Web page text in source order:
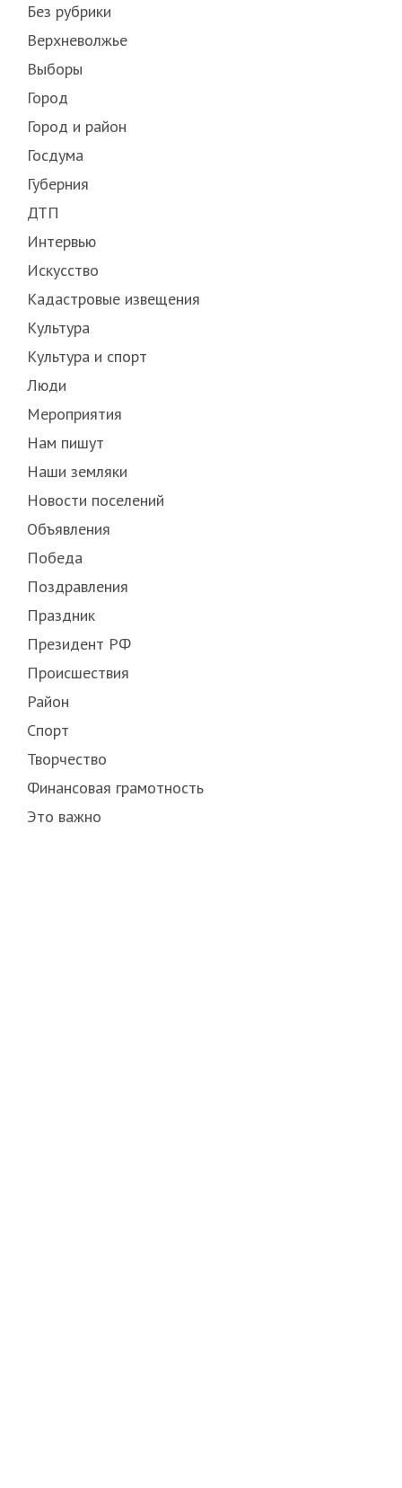
Без рубрики
Верхневолжье
Выборы
Город
Город и район
Госдума
Губерния
ДТП
Интервью
Искусство
Кадастровые извещения
Культура
Культура и спорт
Люди
Мероприятия
Нам пишут
Наши земляки
Новости поселений
Объявления
Победа
Поздравления
Праздник
Президент РФ
Происшествия
Район
Спорт
Творчество
Финансовая грамотность
Это важно